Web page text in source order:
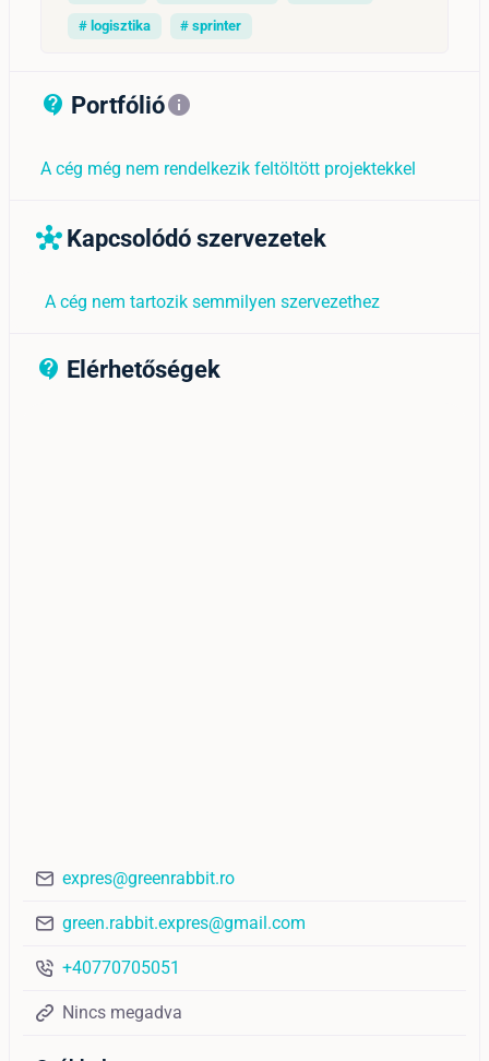
# logisztika # sprinter
contact_support_outline
Portfólióinfo
A cég még nem rendelkezik feltöltött projektekkel
hub Kapcsolódó szervezetek
A cég nem tartozik semmilyen szervezethez
contact_support_outline
Elérhetőségek
expres@greenrabbit.ro
green.rabbit.expres@gmail.com
+40770705051
Nincs megadva